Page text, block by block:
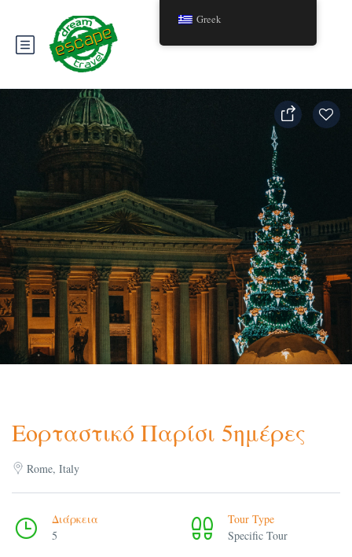
Εορταστικό Παρίσι 5ημέρες
Rome, Italy
Διάρκεια
5
Tour Type
Specific Tour
Greek